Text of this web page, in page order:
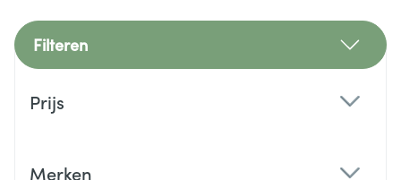
Filteren
Prijs
Merken